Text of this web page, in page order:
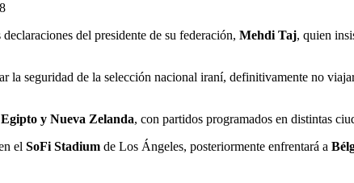
declaraciones del presidente de su federación, Mehdi Taj, quien
la seguridad de la selección nacional iraní, definitivamente no
y Nueva Zelanda, con partidos programados en distintas
el SoFi Stadium de Los Ángeles, posteriormente enfrentará a